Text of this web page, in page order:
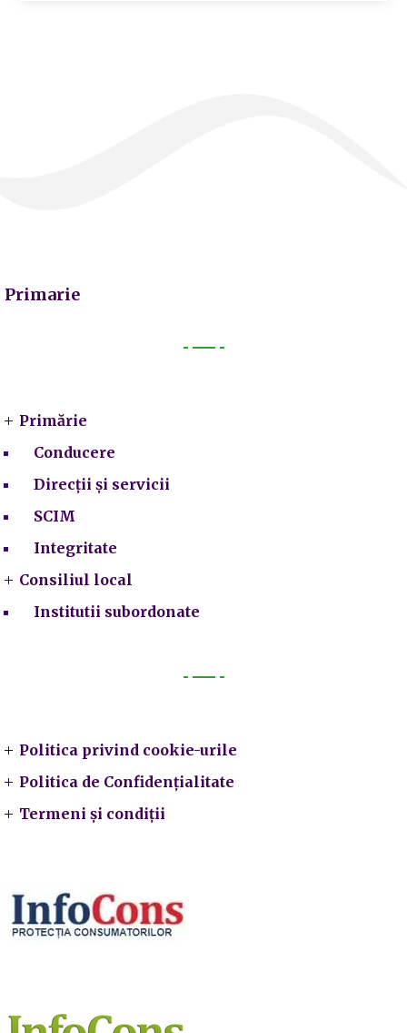
Primarie
Primărie
Conducere
Direcții și servicii
SCIM
Integritate
Consiliul local
Institutii subordonate
Politica privind cookie-urile
Politica de Confidențialitate
Termeni și condiții